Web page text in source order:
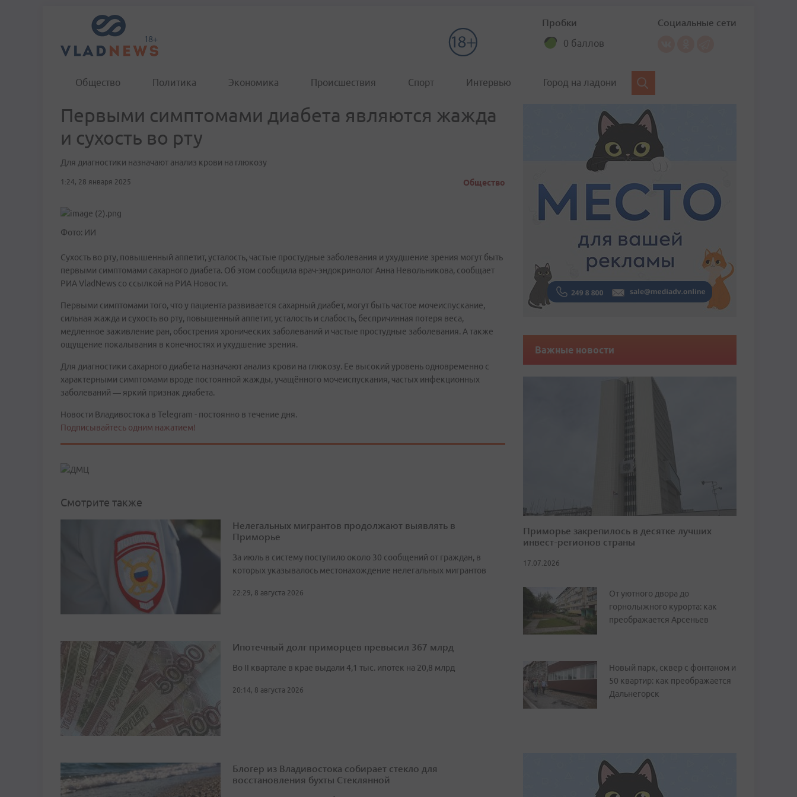
Пробки
0 баллов
Социальные сети
Общество Политика Экономика Происшествия Спорт Интервью Город на ладони
Первыми симптомами диабета являются жажда
и сухость во рту
Для диагностики назначают анализ крови на глюкозу
1:24, 28 января 2025 Общество
Фото: ИИ
Сухость во рту, повышенный аппетит, усталость, частые простудные заболевания и ухудшение зрения могут быть
первыми симптомами сахарного диабета. Об этом сообщила врач-эндокринолог Анна Невольникова, сообщает
РИА VladNews со ссылкой на РИА Новости.
Первыми симптомами того, что у пациента развивается сахарный диабет, могут быть частое мочеиспускание,
сильная жажда и сухость во рту, повышенный аппетит, усталость и слабость, беспричинная потеря веса,
медленное заживление ран, обострения хронических заболеваний и частые простудные заболевания. А также
ощущение покалывания в конечностях и ухудшение зрения.
Для диагностики сахарного диабета назначают анализ крови на глюкозу. Ее высокий уровень одновременно с
характерными симптомами вроде постоянной жажды, учащённого мочеиспускания, частых инфекционных
заболеваний — яркий признак диабета.
Новости Владивостока в Telegram - постоянно в течение дня.
Подписывайтесь одним нажатием!
Смотрите также
Нелегальных мигрантов продолжают выявлять в
Приморье
За июль в систему поступило около 30 сообщений от граждан, в
которых указывалось местонахождение нелегальных мигрантов
22:29, 8 августа 2026
Ипотечный долг приморцев превысил 367 млрд
Во II квартале в крае выдали 4,1 тыс. ипотек на 20,8 млрд
20:14, 8 августа 2026
Блогер из Владивостока собирает стекло для
восстановления бухты Стеклянной
Важные новости
Приморье закрепилось в десятке лучших
инвест-регионов страны
17.07.2026
От уютного двора до
горнолыжного курорта: как
преображается Арсеньев
Новый парк, сквер с фонтаном и
50 квартир: как преображается
Дальнегорск